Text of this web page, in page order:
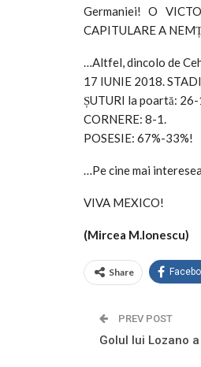
Germaniei! O
CAPITULARE A
…Altfel, dincolo de
17 IUNIE 2018.
ȘUTURI la poartă:
CORNERE: 8-1.
POSESIE: 67%-33%!
…Pe cine mai
VIVA MEXICO!
(Mircea M.Ionescu)
Share
PREV POST
Golul lui Lozano